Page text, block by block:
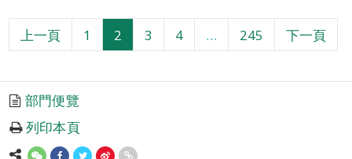
上一頁
頁
1
頁
2
頁
3
頁
4 …
頁
245 下一頁
部門便覽
列印本頁